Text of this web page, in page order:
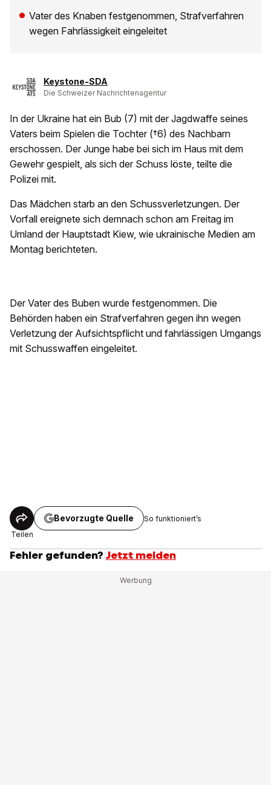
Vater des Knaben festgenommen, Strafverfahren
wegen Fahrlässigkeit eingeleitet
Keystone-SDA
Die Schweizer Nachrichtenagentur
In der Ukraine hat ein Bub (7) mit der Jagdwaffe seines
Vaters beim Spielen die Tochter (†6) des Nachbarn
erschossen. Der Junge habe bei sich im Haus mit dem
Gewehr gespielt, als sich der Schuss löste, teilte die
Polizei mit.
Das Mädchen starb an den Schussverletzungen. Der
Vorfall ereignete sich demnach schon am Freitag im
Umland der Hauptstadt Kiew, wie ukrainische Medien am
Montag berichteten.
Der Vater des Buben wurde festgenommen. Die
Behörden haben ein Strafverfahren gegen ihn wegen
Verletzung der Aufsichtspflicht und fahrlässigen Umgangs
mit Schusswaffen eingeleitet.
Teilen
Bevorzugte Quelle So funktioniert’s
Fehler gefunden? Jetzt melden